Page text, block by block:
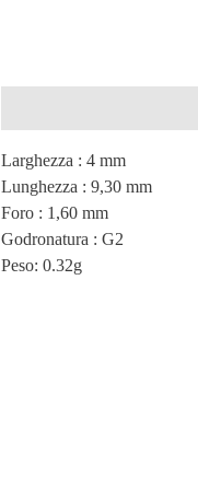
Larghezza : 4 mm
Lunghezza : 9,30 mm
Foro : 1,60 mm
Godronatura : G2
Peso: 0.32g